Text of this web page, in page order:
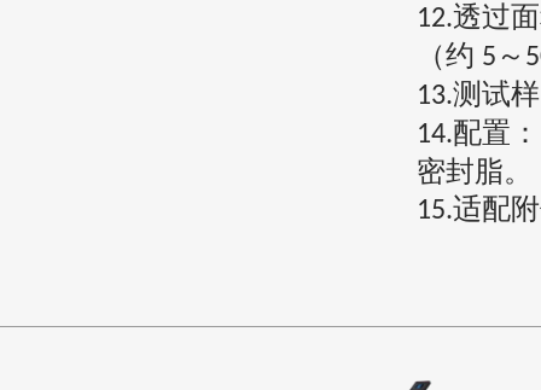
12.透过
（约 5 ～
13.测试
14.配置
密封脂。
15.适配